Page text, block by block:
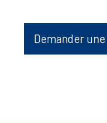
Demander